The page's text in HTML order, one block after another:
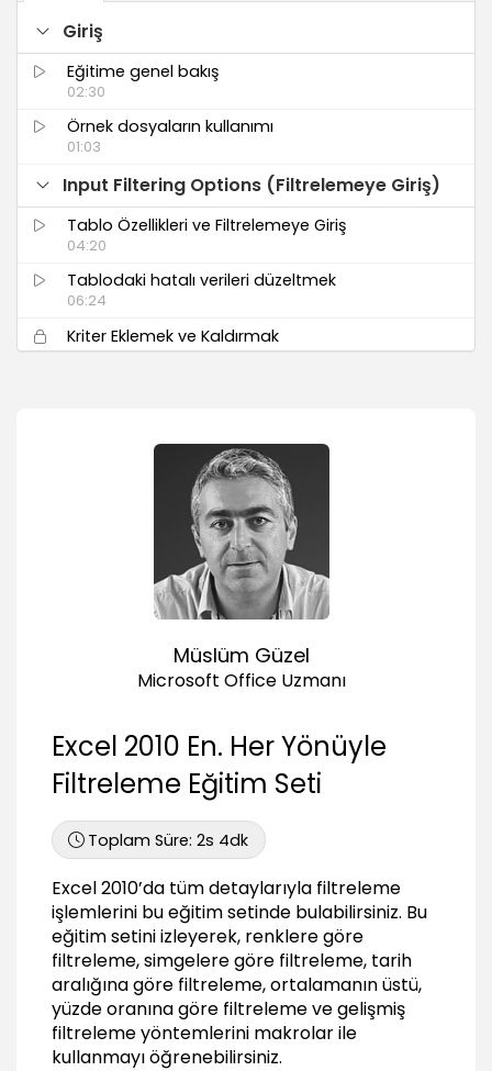
Giriş
Eğitime genel bakış
02:30
Örnek dosyaların kullanımı
01:03
Input Filtering Options (Filtrelemeye Giriş)
Tablo Özellikleri ve Filtrelemeye Giriş
04:20
Tablodaki hatalı verileri düzeltmek
06:24
Kriter Eklemek ve Kaldırmak
05:10
Text Filters (Metin Filtreleme İşlemleri)
Equals – Does Not Equal
Begins With- Ends With
Coantains – Does Not Coantains
Numbers Filter (Sayı Filtreleme)
01:56
Greater Than – Greater Than or Equal to
02:03
Less Than – Less Than or Equal to
01:48
Between
01:46
Bottom – Top items
02:15
Müslüm Güzel
Microsoft Office Uzmanı
Excel 2010 En. Her Yönüyle
Filtreleme Eğitim Seti
Toplam Süre:2s 4dk
Excel 2010’da tüm detaylarıyla filtreleme
işlemlerini bu eğitim setinde bulabilirsiniz. Bu
eğitim setini izleyerek, renklere göre
filtreleme, simgelere göre filtreleme, tarih
aralığına göre filtreleme, ortalamanın üstü,
yüzde oranına göre filtreleme ve gelişmiş
filtreleme yöntemlerini makrolar ile
kullanmayı öğrenebilirsiniz.